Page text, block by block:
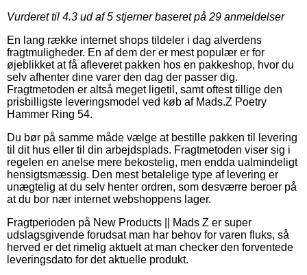
Vurderet til 4.3 ud af 5 stjerner baseret på 29 anmeldelser
En lang række internet shops tildeler i dag alverdens
fragtmuligheder. En af dem der er mest populær er for
øjeblikket at få afleveret pakken hos en pakkeshop, hvor du
selv afhenter dine varer den dag der passer dig.
Fragtmetoden er altså meget ligetil, samt oftest tillige den
prisbilligste leveringsmodel ved køb af Mads.Z Poetry
Hammer Ring 54.
Du bør på samme måde vælge at bestille pakken til levering
til dit hus eller til din arbejdsplads. Fragtmetoden viser sig i
regelen en anelse mere bekostelig, men endda ualmindeligt
hensigtsmæssig. Den mest betalelige type af levering er
unægtelig at du selv henter ordren, som desværre beroer på
at du bor nær internet webshoppens lager.
Fragtperioden på New Products || Mads Z er super
udslagsgivende forudsat man har behov for varen fluks, så
herved er det rimelig aktuelt at man checker den forventede
leveringsdato for det aktuelle produkt.